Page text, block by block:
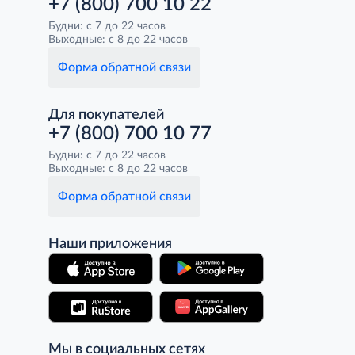
+7 (800) 700 10 22
Будни: с 7 до 22 часов
Выходные: с 8 до 22 часов
Форма обратной связи
Для покупателей
+7 (800) 700 10 77
Будни: с 7 до 22 часов
Выходные: с 8 до 22 часов
Форма обратной связи
Наши приложения
Мы в социальных сетях